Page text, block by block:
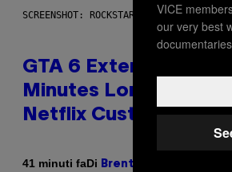
SCREENSHOT: ROCKSTAR GAMES, NETFLIX
GTA 6 Extended Look
Minutes Long
Netflix Customer
41 minuti faDi Brent Koepp
VICE
our very best